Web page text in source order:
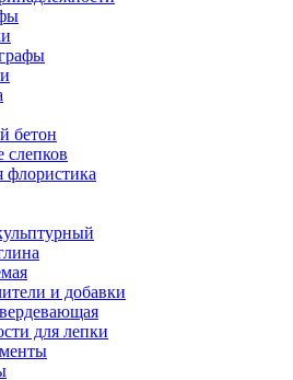
бетон
слепков
флористика
и добавки
для лепки